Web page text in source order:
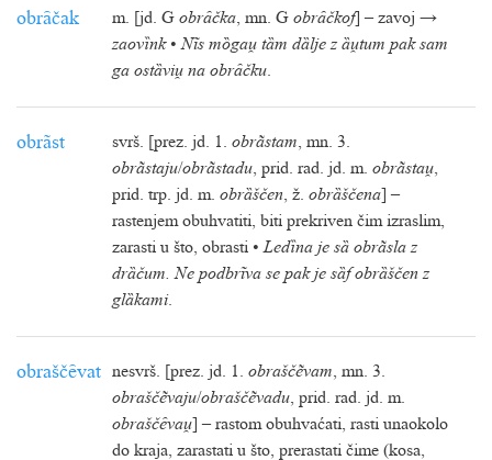
obrȃčak m. [jd. G obrȃčka, mn. G obrȃčkof] – zavoj →
zaovȉnk•Nĩs mȍga tȁm dȁlje z ȁtum pak sam
ga ostȁvi na obrȃčku.
obrãst svrš. [prez. jd. 1. obrãstam, mn. 3.
obrãstaju/obrãstadu, prid. rad. jd. m. obrãsta,
prid. trp. jd. m. obrȁščen, ž. obrȁščena ] –
rastenjem obuhvatiti, biti prekriven čim izraslim,
zarasti u što, obrasti •Ledȉna je sȁ obrãsla z
drȁčum. Ne podbrĩva se pak je sȁf obrȁščen z
glȁkami.
obraščȇvat nesvrš. [prez. jd. 1. obraščẽvam, mn. 3.
obraščẽvaju/obraščẽvadu, prid. rad. jd. m.
obraščȇva ] – rastom obuhvaćati, rasti unaokolo
do kraja, zarastati u što, prerastati čime (kosa,